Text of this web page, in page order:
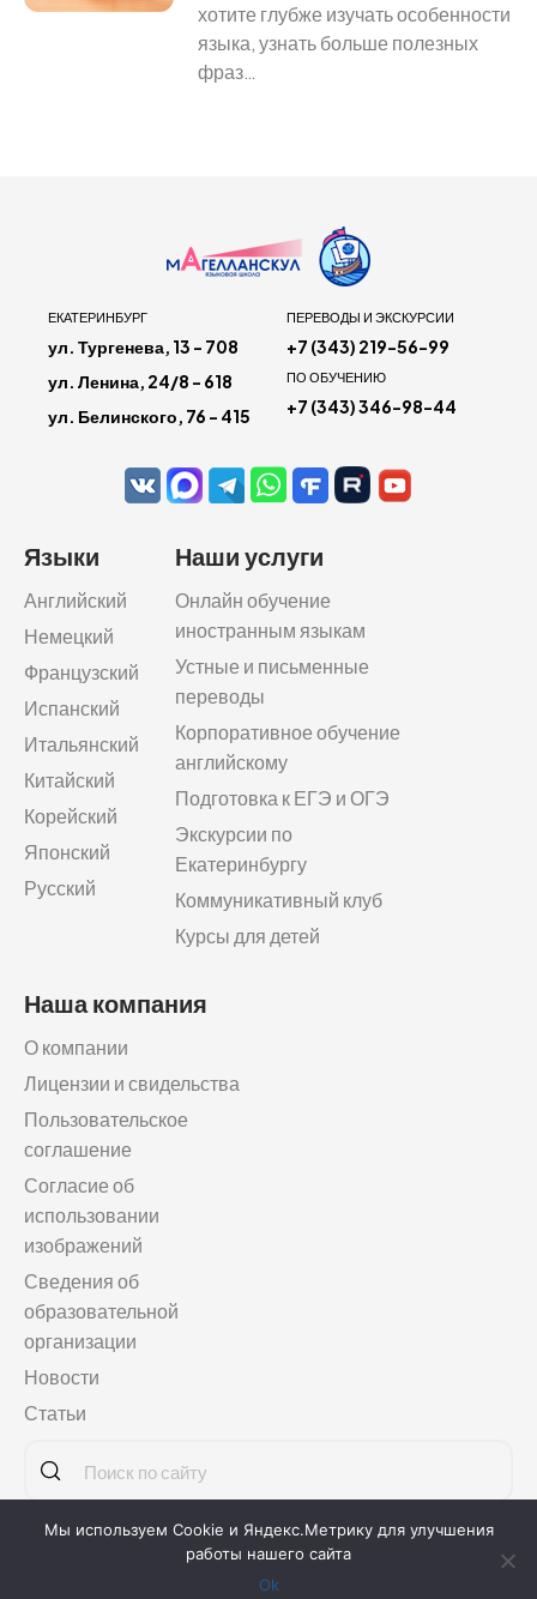
хотите глубже изучать особенности
языка, узнать больше полезных
фраз…
ЕКАТЕРИНБУРГ
ул. Тургенева, 13 - 708
ул. Ленина, 24/8 - 618
ул. Белинского, 76 - 415
ПЕРЕВОДЫ И ЭКСКУРСИИ
+7 (343) 219-56-99
ПО ОБУЧЕНИЮ
+7 (343) 346-98-44
Языки
Английский
Немецкий
Французский
Испанский
Итальянский
Китайский
Корейский
Японский
Русский
Наши услуги
Онлайн обучение
иностранным языкам
Устные и письменные
переводы
Корпоративное обучение
английскому
Подготовка к ЕГЭ и ОГЭ
Экскурсии по
Екатеринбургу
Коммуникативный клуб
Курсы для детей
Наша компания
О компании
Лицензии и свидельства
Пользовательское
соглашение
Согласие об
использовании
изображений
Сведения об
образовательной
организации
Новости
Статьи
Copyright © 2011-2026Языковая школа «МАГЕЛЛАНСКУЛ»
Мы используем Cookie и Яндекс.Метрику для улучшения
работы нашего сайта
Ok